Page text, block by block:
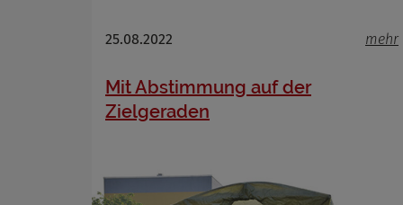
25.08.2022 mehr
Mit Abstimmung auf der
Zielgeraden